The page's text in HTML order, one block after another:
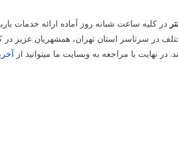
در کلیه ساعت شبانه روز آماده ارائه خدمات
در سرتاسر استان تهران، همشهریان عزیز در
نهایت با مراجعه به وبسایت ما میتوانید از